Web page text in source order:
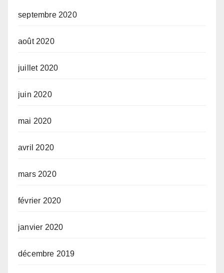
septembre 2020
août 2020
juillet 2020
juin 2020
mai 2020
avril 2020
mars 2020
février 2020
janvier 2020
décembre 2019